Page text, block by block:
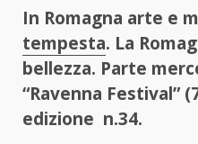
In Romagna arte e
tempesta. La
bellezza. Parte
“Ravenna Festival”
edizione n.34.